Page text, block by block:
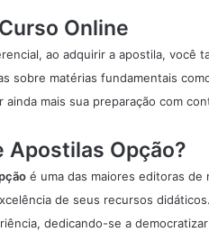
Online
ao adquirir a apostila, você
sobre matérias fundamentais
ainda mais sua preparação com
Apostilas Opção?
é uma das maiores editoras
de seus recursos
dedicando-se a